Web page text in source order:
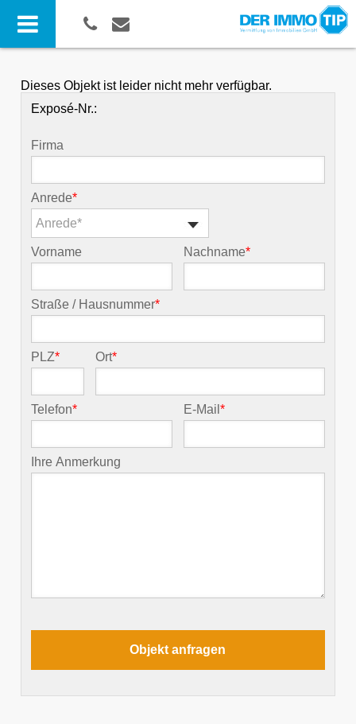
Dieses Objekt ist leider nicht mehr verfügbar.
Exposé-Nr.:
Firma
Anrede*
Anrede*
Vorname Nachname*
Straße / Hausnummer*
PLZ* Ort*
Telefon* E-Mail*
Ihre Anmerkung